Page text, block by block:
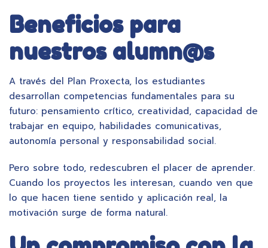
Beneficios para
nuestros alumn@s
A través del Plan Proxecta, los estudiantes
desarrollan competencias fundamentales para su
futuro: pensamiento crítico, creatividad, capacidad de
trabajar en equipo, habilidades comunicativas,
autonomía personal y responsabilidad social.
Pero sobre todo, redescubren el placer de aprender.
Cuando los proyectos les interesan, cuando ven que
lo que hacen tiene sentido y aplicación real, la
motivación surge de forma natural.